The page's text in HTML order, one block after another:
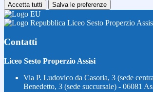
Accetta tutti Salva le preferenze
Liceo Sesto Properzio
Contatti
Liceo Sesto Properzio Assisi
Via P. Ludovico da Casoria, 3 (sede
Benedetto, 3 (sede succursale) - 06081